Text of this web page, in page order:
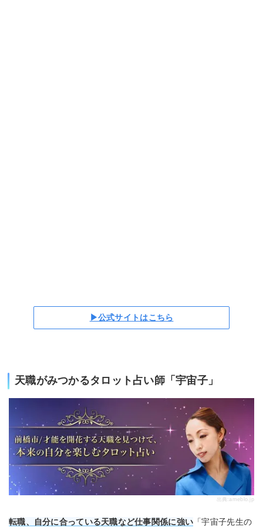
▶公式サイトはこちら
天職がみつかるタロット占い師「宇宙子」
出典:ameblo.jp
転職、自分に合っている天職など仕事関係に強い 「宇宙子先生の